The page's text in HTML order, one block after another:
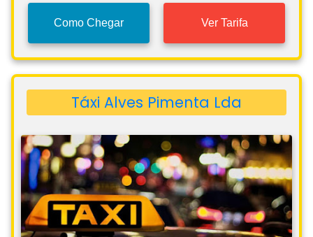
Como Chegar Ver Tarifa
Táxi Alves Pimenta Lda